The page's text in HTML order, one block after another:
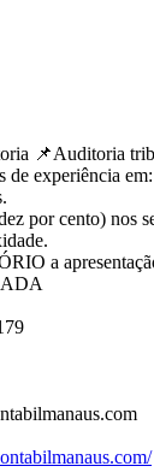
📌Auditoria
de experiência
por cento) nos
a